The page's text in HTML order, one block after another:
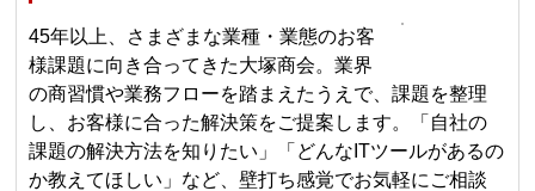
45年以上、さまざまな業種・業態のお客
様課題に向き合ってきた大塚商会。業界
の商習慣や業務フローを踏まえたうえで、課題を整理
し、お客様に合った解決策をご提案します。「自社の
課題の解決方法を知りたい」「どんなITツールがあるの
か教えてほしい」など、壁打ち感覚でお気軽にご相談